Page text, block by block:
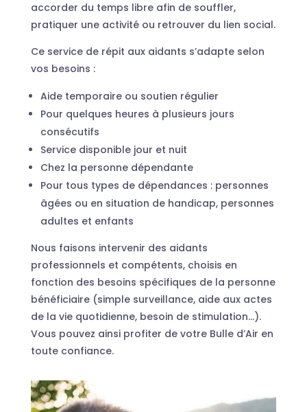
accorder du temps libre afin de souffler,
pratiquer une activité ou retrouver du lien social.
Ce service de répit aux aidants s’adapte selon
vos besoins :
Aide temporaire ou soutien régulier
Pour quelques heures à plusieurs jours
consécutifs
Service disponible jour et nuit
Chez la personne dépendante
Pour tous types de dépendances : personnes
âgées ou en situation de handicap, personnes
adultes et enfants
Nous faisons intervenir des aidants
professionnels et compétents, choisis en
fonction des besoins spécifiques de la personne
bénéficiaire (simple surveillance, aide aux actes
de la vie quotidienne, besoin de stimulation…).
Vous pouvez ainsi profiter de votre Bulle d’Air en
toute confiance.